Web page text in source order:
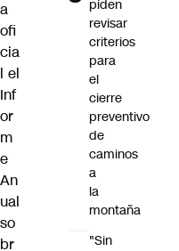
a
ofi
cia
l el
Inf
or
m
e
An
ual
so
br
piden
revisar
criterios
para
el
cierre
preventivo
de
caminos
a
la
montaña
"Sin